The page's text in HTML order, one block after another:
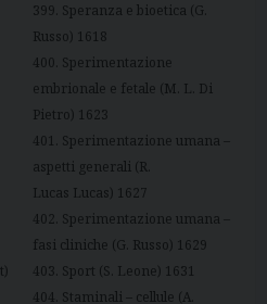
399. Speranza e bioetica (G.
Russo) 1618
400. Sperimentazione
embrionale e fetale (M. L. Di
Pietro) 1623
401. Sperimentazione umana –
aspetti generali (R.
Lucas Lucas) 1627
402. Sperimentazione umana –
fasi cliniche (G. Russo) 1629
403. Sport (S. Leone) 1631
404. Staminali – cellule (A.